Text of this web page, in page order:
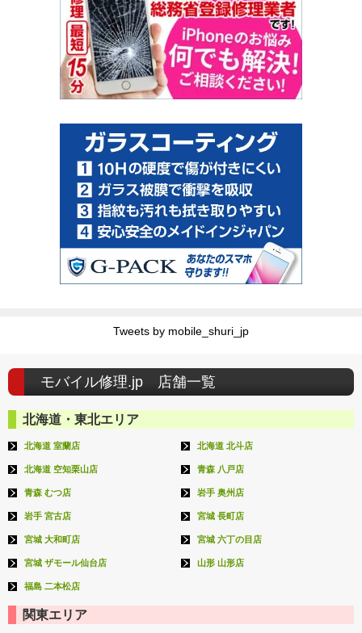
Tweets by mobile_shuri_jp
モバイル修理.jp 店舗一覧
北海道・東北エリア
北海道 室蘭店 北海道 北斗店
北海道 空知栗山店 青森 八戸店
青森 むつ店 岩手 奥州店
岩手 宮古店 宮城 長町店
宮城 大和町店 宮城 六丁の目店
宮城 ザモール仙台店 山形 山形店
福島 二本松店
関東エリア